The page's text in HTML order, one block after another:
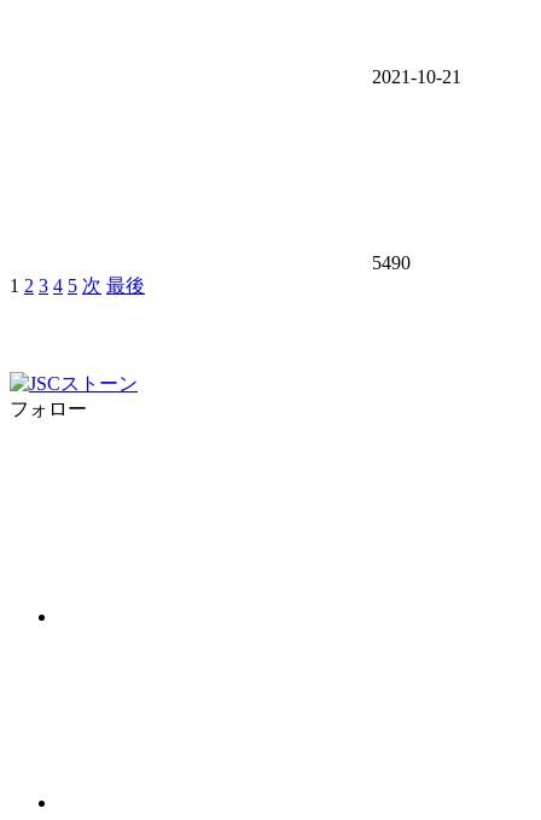
2021-10-21
5490
1 2 3 4 5 次 最後
フォロー